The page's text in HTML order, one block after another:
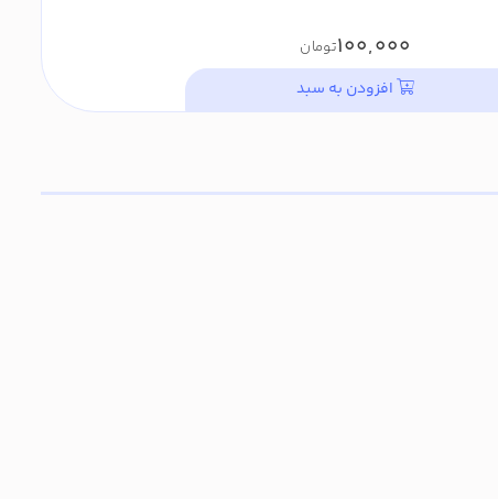
100,000تومان
افزودن به سبد